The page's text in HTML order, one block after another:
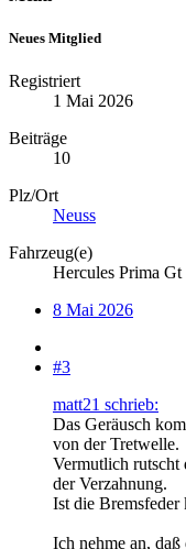
Neues Mitglied
Registriert
1 Mai 2026
Beiträge
10
Plz/Ort
Neuss
Fahrzeug(e)
Hercules Prima Gt
8 Mai 2026
#3
matt21 schrieb:
Das Geräusch
von der Tretwelle.
Vermutlich rutscht
der Verzahnung.
Ist die Bremsfeder
Ich nehme an,